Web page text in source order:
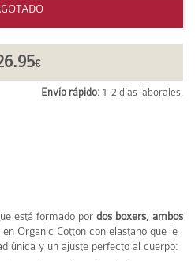
€
Envío rápido: 1-2 días laborales.
está formado por dos boxers, ambos
en Organic Cotton con elastano que le
única y un ajuste perfecto al cuerpo: